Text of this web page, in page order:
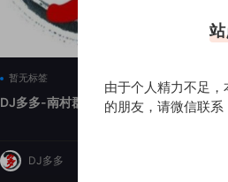
暂无标签
DJ多多-南村群童欺我老LakHouse全
DJ多多
由于个人精力不足
的朋友，请微信联